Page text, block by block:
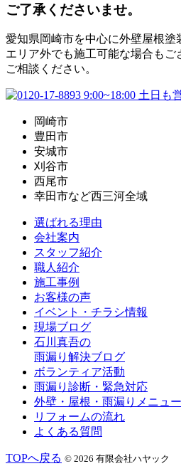
ご了承くださいませ。
愛知県岡崎市を中心に外壁屋根塗
エリア外でも施工可能な場合もご
ご相談ください。
岡崎市
豊田市
安城市
刈谷市
西尾市
幸田市など西三河全域
選ばれる理由
会社案内
スタッフ紹介
職人紹介
施工事例
お客様の声
イベント・チラシ情報
現場ブログ
石川真吾の
雨漏り解決ブログ
ボランティア活動
雨漏り診断・緊急対応
外壁・屋根・雨漏りメニュー
リフォームの流れ
よくある質問
TOPへ戻る © 2026 有限会社ハヤック